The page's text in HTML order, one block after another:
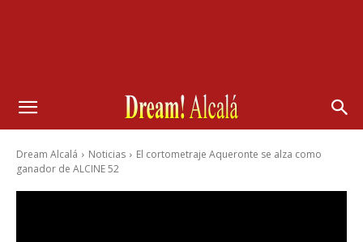
Dream Alcalá Noticias
El cortometraje Aqueronte se alza como
ganador de ALCINE 52